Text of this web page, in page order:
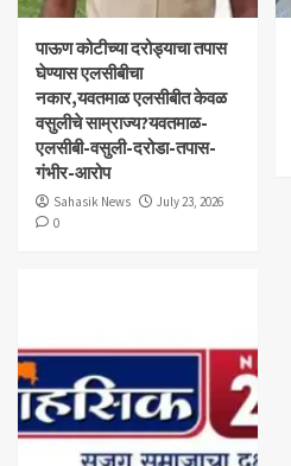
पाऊण कोटीच्या दरोड्याचा तपास
घेण्यास एलसीबीचा
नकार,यवतमाळ एलसीबीत केवळ
वसुलीचे साम्राज्य?यवतमाळ-
एलसीबी-वसुली-दरोडा-तपास-
गंभीर-आरोप
Sahasik News
July 23, 2026
0